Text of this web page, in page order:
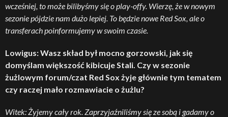
wcześniej, to może bilibyśmy się o play-offy. Wierzę, że w nowym
sezonie pójdzie nam dużo lepiej. To będzie nowe Red Sox, ale o
transferach poinformujemy w swoim czasie.
Lowigus: Wasz skład był mocno gorzowski, jak się
domyślam większość kibicuje Stali. Czy w sezonie
żużlowym forum/czat Red Sox żyje głównie tym tematem
czy raczej mało rozmawiacie o żużlu?
Witek: Żyjemy cały rok. Zaprzyjaźniliśmy się ze sobą i gadamy o